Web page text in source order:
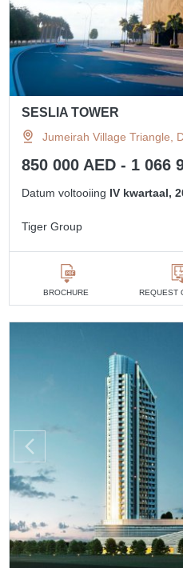
SESLIA TOWER
Jumeirah Village Triangle,
850 000 AED - 1 066
Datum voltooiing IV kwartaal,
Tiger Group
BROCHURE REQUEST